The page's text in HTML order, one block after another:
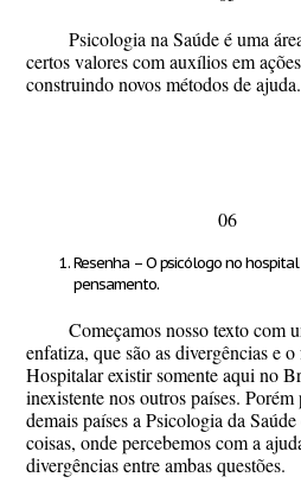
Psicologia na Saúde é uma
certos valores com auxílios em
construindo novos métodos de ajuda.
06
Resenha – O psicólogo no
pensamento.
Começamos nosso texto com
enfatiza, que são as divergências e
Hospitalar existir somente aqui no
inexistente nos outros países.
demais países a Psicologia da
coisas, onde percebemos com a
divergências entre ambas questões.